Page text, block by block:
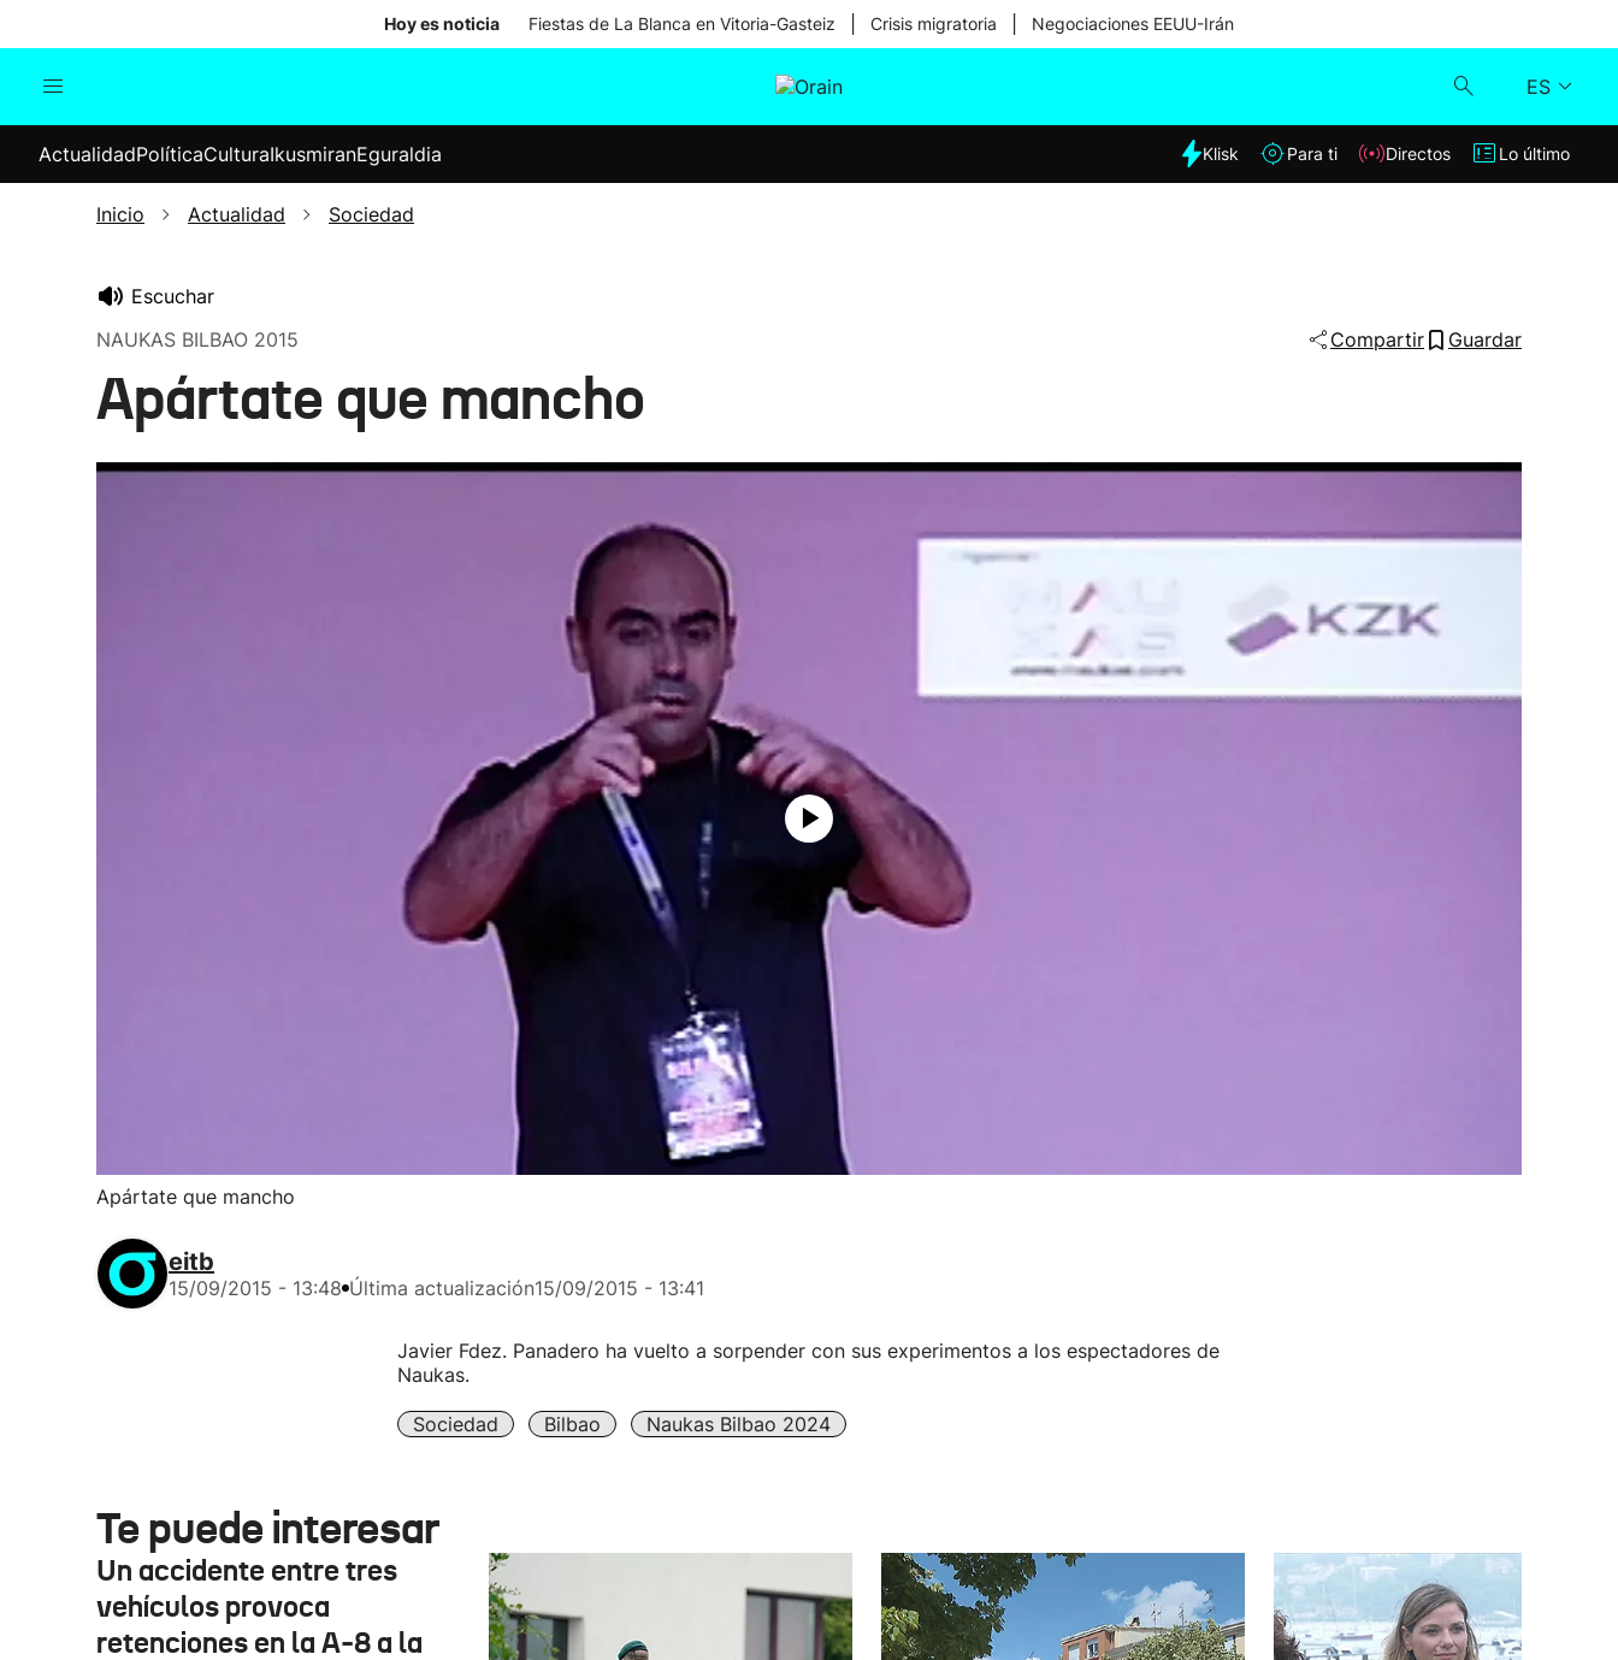
Hoy es noticia Fiestas de La Blanca en Vitoria-Gasteiz Crisis migratoria Negociaciones EEUU-Irán
ES
Internacional
Elecciones
Klisk
ActualidadPolíticaCulturaIkusmiranEguraldia Klisk Para ti Directos Lo último
Inicio Actualidad Sociedad
Escuchar
NAUKAS BILBAO 2015
Compartir Guardar
Apártate que mancho
Apártate que mancho
eitb
15/09/2015 - 13:48 Última actualización15/09/2015 - 13:41
Javier Fdez. Panadero ha vuelto a sorpender con sus experimentos a los espectadores de
Naukas.
Sociedad Bilbao Naukas Bilbao 2024
Te puede interesar
Un accidente entre tres
vehículos provoca
retenciones en la A-8 a la